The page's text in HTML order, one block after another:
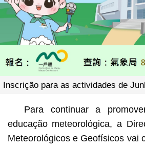
Inscrição para as actividades de
Para continuar a
educação meteorológica, a
Meteorológicos e Geofísicos vai